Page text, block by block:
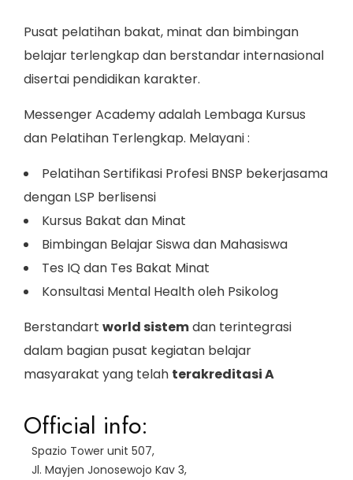
Pusat pelatihan bakat, minat dan bimbingan
belajar terlengkap dan berstandar internasional
disertai pendidikan karakter.
Messenger Academy adalah Lembaga Kursus
dan Pelatihan Terlengkap. Melayani :
Pelatihan Sertifikasi Profesi BNSP bekerjasama
dengan LSP berlisensi
Kursus Bakat dan Minat
Bimbingan Belajar Siswa dan Mahasiswa
Tes IQ dan Tes Bakat Minat
Konsultasi Mental Health oleh Psikolog
Berstandart world sistemdan terintegrasi
dalam bagian pusat kegiatan belajar
masyarakat yang telah terakreditasi A
Official info:
Spazio Tower unit 507,
Jl. Mayjen Jonosewojo Kav 3,